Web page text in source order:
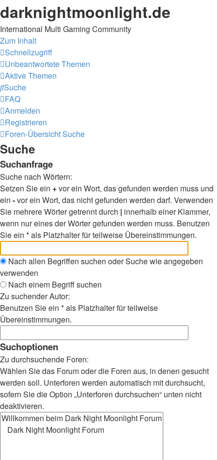
darknightmoonlight.de
International Multi Gaming Community
Zum Inhalt
Schnellzugriff
Unbeantwortete Themen
Aktive Themen
Suche
FAQ
Anmelden
Registrieren
Foren-ÜbersichtSuche
Suche
Suchanfrage
Suche nach Wörtern:
Setzen Sie ein +vor ein Wort, das gefunden werden muss und
ein -vor ein Wort, das nicht gefunden werden darf. Verwenden
Sie mehrere Wörter getrennt durch | innerhalb einer Klammer,
wenn nur eines der Wörter gefunden werden muss. Benutzen
Sie ein * als Platzhalter für teilweise Übereinstimmungen.
Nach allen Begriffen suchen oder Suche wie angegeben
verwenden
Nach einem Begriff suchen
Zu suchender Autor:
Benutzen Sie ein * als Platzhalter für teilweise
Übereinstimmungen.
Suchoptionen
Zu durchsuchende Foren:
Wählen Sie das Forum oder die Foren aus, in denen gesucht
werden soll. Unterforen werden automatisch mit durchsucht,
sofern Sie die Option „Unterforen durchsuchen“ unten nicht
deaktivieren.